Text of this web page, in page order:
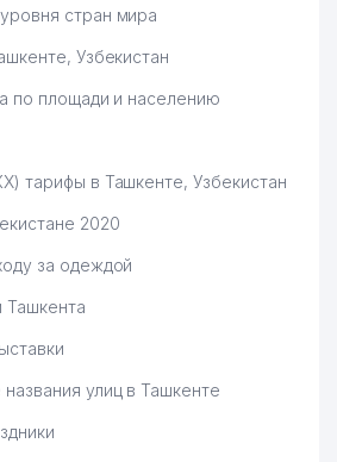
КЛИНИЧЕСКАЯ
РЕСПУБЛИКИ
ЯШНАБАДСКОГО
РАЙОНА
стран мира
Узбекистан
по площади и населению
тарифы в Ташкенте, Узбекистан
2020
за одеждой
Ташкента
улиц в Ташкенте